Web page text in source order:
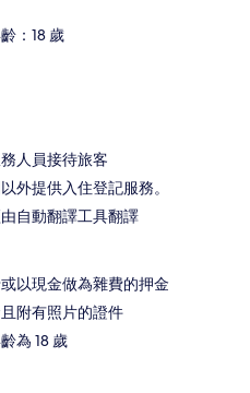
：18 歲
人員接待旅客
外提供入住登記服務。
自動翻譯工具翻譯
以現金做為雜費的押金
附有照片的證件
為 18 歲